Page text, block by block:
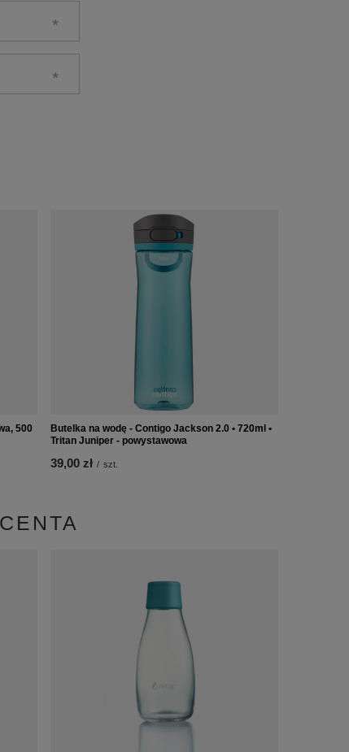
500
Butelka na wodę - Contigo Jackson 2.0 • 720ml •
Tritan Juniper - powystawowa
39,00 zł / szt.